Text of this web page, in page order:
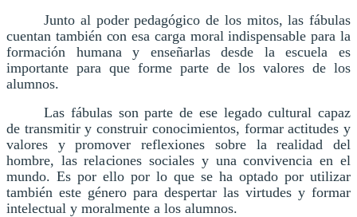
Junto al poder pedagógico de los mitos, las fábulas
cuentan también con esa carga moral indispensable para la
formación humana y enseñarlas desde la escuela es
importante para que forme parte de los valores de los
alumnos.
Las fábulas son parte de ese legado cultural capaz
de transmitir y construir conocimientos, formar actitudes y
valores y promover reflexiones sobre la realidad del
hombre, las relaciones sociales y una convivencia en el
mundo. Es por ello por lo que se ha optado por utilizar
también este género para despertar las virtudes y formar
intelectual y moralmente a los alumnos.